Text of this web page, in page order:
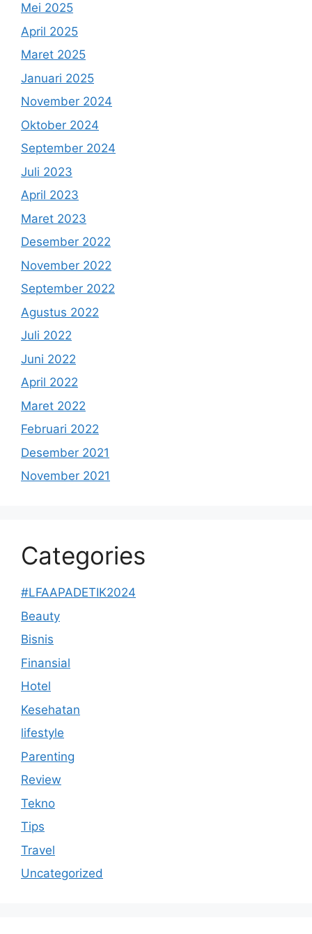
Mei 2025
April 2025
Maret 2025
Januari 2025
November 2024
Oktober 2024
September 2024
Juli 2023
April 2023
Maret 2023
Desember 2022
November 2022
September 2022
Agustus 2022
Juli 2022
Juni 2022
April 2022
Maret 2022
Februari 2022
Desember 2021
November 2021
Categories
#LFAAPADETIK2024
Beauty
Bisnis
Finansial
Hotel
Kesehatan
lifestyle
Parenting
Review
Tekno
Tips
Travel
Uncategorized